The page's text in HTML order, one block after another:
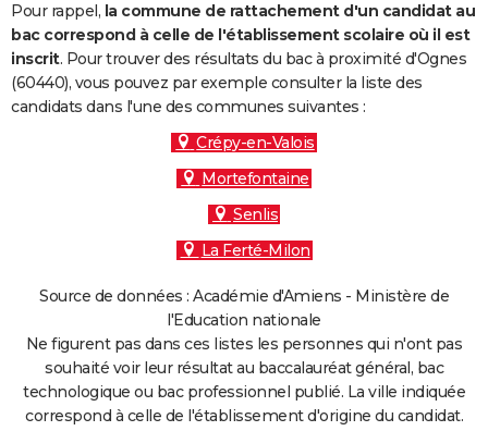
COPAINS D'AVANT
S'inscrire
Se connecter
Lycées
Collèges
Primaires
Universités
Entreprises
Service militaire
Avis de recherche
AVIS DE DÉCÈS
FORUM
Pour rappel, la commune de rattachement d'un candidat au
bac correspond à celle de l'établissement scolaire où il est
inscrit. Pour trouver des résultats du bac à proximité d'Ognes
(60440), vous pouvez par exemple consulter la liste des
candidats dans l'une des communes suivantes :
Crépy-en-Valois
Mortefontaine
Senlis
La Ferté-Milon
Source de données : Académie d'Amiens - Ministère de
l'Education nationale
Ne figurent pas dans ces listes les personnes qui n'ont pas
souhaité voir leur résultat au baccalauréat général, bac
technologique ou bac professionnel publié. La ville indiquée
correspond à celle de l'établissement d'origine du candidat.